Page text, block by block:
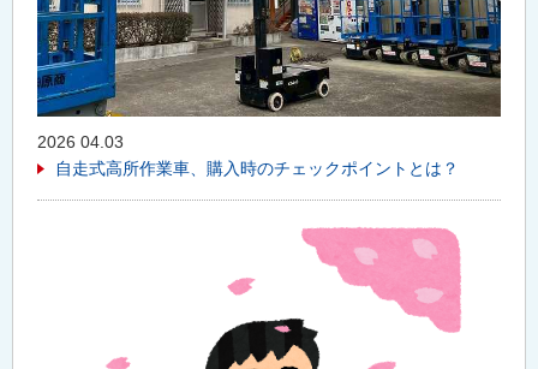
2026 04.03
自走式高所作業車、購入時のチェックポイントとは？